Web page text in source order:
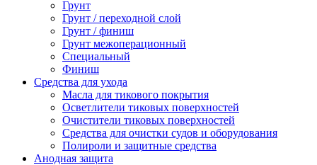
Грунт
Грунт / переходной слой
Грунт / финиш
Грунт межоперационный
Специальный
Финиш
Средства для ухода
Масла для тикового покрытия
Осветлители тиковых поверхностей
Очистители тиковых поверхностей
Средства для очистки судов и оборудования
Полироли и защитные средства
Анодная защита